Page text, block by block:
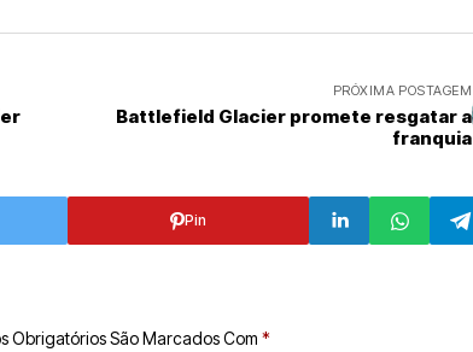
PRÓXIMA POSTAGEM
Battlefield Glacier promete resgatar a
franquia
Pin
Obrigatórios São Marcados Com *